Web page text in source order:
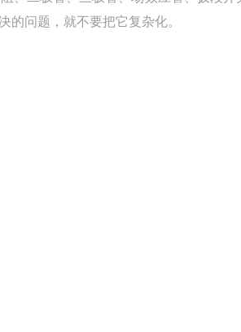
的问题，就不要把它复杂化。